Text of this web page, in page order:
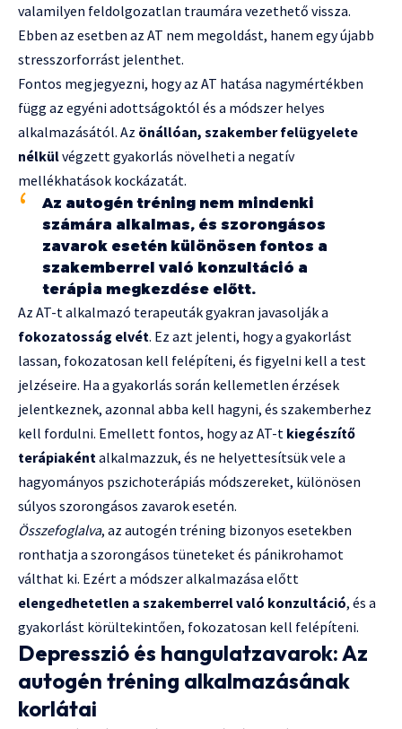
valamilyen feldolgozatlan traumára vezethető vissza.
Ebben az esetben az AT nem megoldást, hanem egy újabb
stresszorforrást jelenthet.
Fontos megjegyezni, hogy az AT hatása nagymértékben
függ az egyéni adottságoktól és a módszer helyes
alkalmazásától. Az önállóan, szakember felügyelete
nélkülvégzett gyakorlás növelheti a negatív
mellékhatások kockázatát.
Az autogén tréning nem mindenki
számára alkalmas, és szorongásos
zavarok esetén különösen fontos a
szakemberrel való konzultáció a
terápia megkezdése előtt.
Az AT-t alkalmazó terapeuták gyakran javasolják a
fokozatosság elvét. Ez azt jelenti, hogy a gyakorlást
lassan, fokozatosan kell felépíteni, és figyelni kell a test
jelzéseire. Ha a gyakorlás során kellemetlen érzések
jelentkeznek, azonnal abba kell hagyni, és szakemberhez
kell fordulni. Emellett fontos, hogy az AT-t kiegészítő
terápiaként alkalmazzuk, és ne helyettesítsük vele a
hagyományos pszichoterápiás módszereket, különösen
súlyos szorongásos zavarok esetén.
Összefoglalva, az autogén tréning bizonyos esetekben
ronthatja a szorongásos tüneteket és pánikrohamot
válthat ki. Ezért a módszer alkalmazása előtt
elengedhetetlen a szakemberrel való konzultáció, és a
gyakorlást körültekintően, fokozatosan kell felépíteni.
Depresszió és hangulatzavarok: Az
autogén tréning alkalmazásának
korlátai